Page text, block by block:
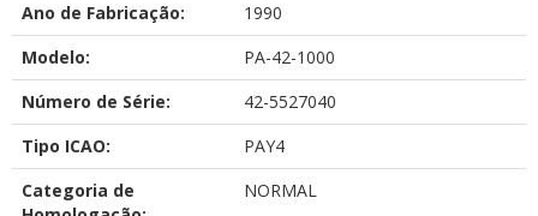
Ano de Fabricação:
1990
Modelo:
PA-42-1000
Número de Série:
42-5527040
Tipo ICAO:
PAY4
Categoria de
NORMAL